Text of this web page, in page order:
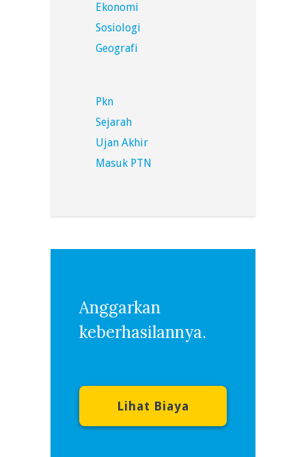
Ekonomi
Sosiologi
Geografi
Pkn
Sejarah
Ujan Akhir
Masuk PTN
Anggarkan
keberhasilannya.
Lihat Biaya